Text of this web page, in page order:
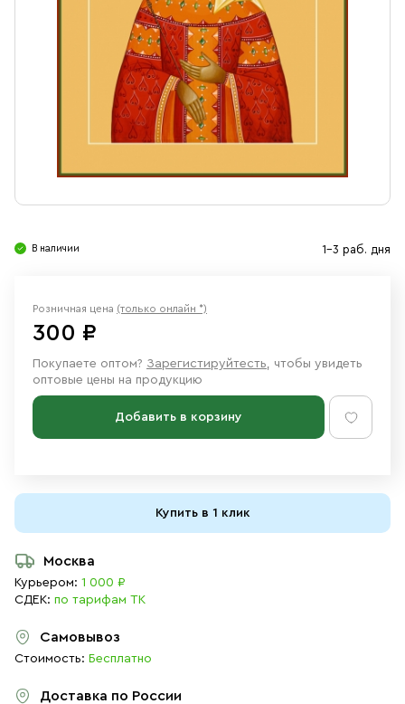
Ювелирные изделия
В наличии 1-3 раб. дня
Розничная цена (только онлайн *)
300 ₽
Покупаете оптом? Зарегистируйтесть, чтобы увидеть
оптовые цены на продукцию
Добавить в корзину
Купить в 1 клик
Москва
Курьером: 1 000 ₽
СДЕК: по тарифам ТК
Самовывоз
Стоимость: Бесплатно
Доставка по России